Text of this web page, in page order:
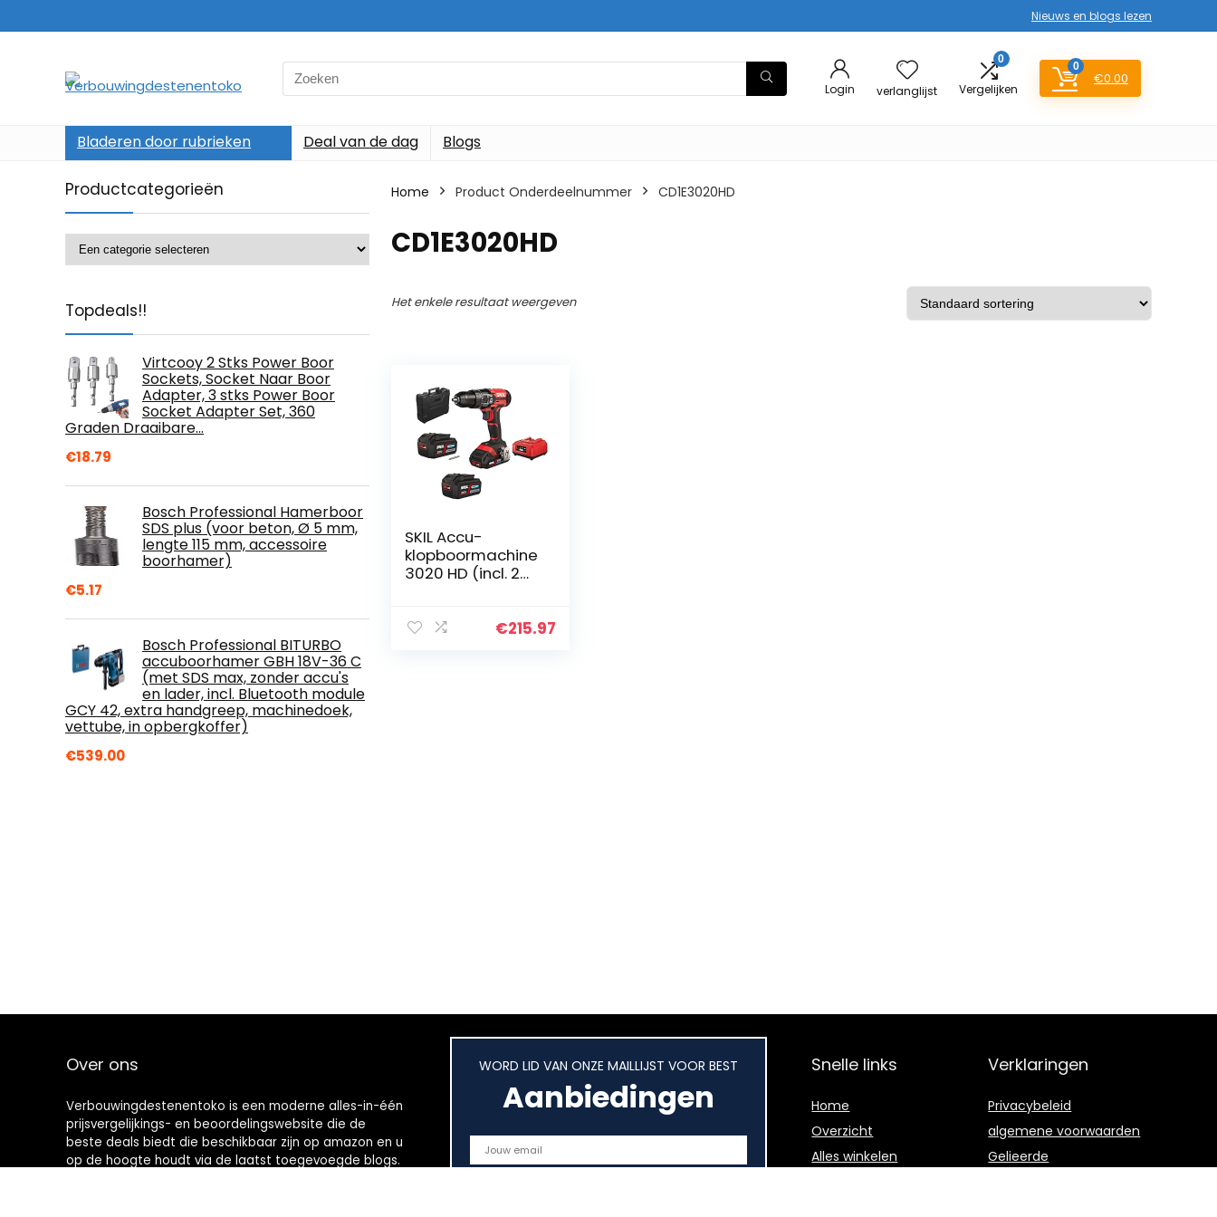
Nieuws en blogs lezen
Search
for:
Login verlanglijst
0
Vergelijken
0
€0.00
Bladeren door rubrieken Deal van de dag Blogs
Productcategorieën
Topdeals!!
Virtcooy 2 Stks Power Boor
Sockets, Socket Naar Boor
Adapter, 3 stks Power Boor
Socket Adapter Set, 360
Graden Draaibare…
€18.79
Bosch Professional Hamerboor
SDS plus (voor beton, Ø 5 mm,
lengte 115 mm, accessoire
boorhamer)
€5.17
Bosch Professional BITURBO
accuboorhamer GBH 18V-36 C
(met SDS max, zonder accu's
en lader, incl. Bluetooth module
GCY 42, extra handgreep, machinedoek,
vettube, in opbergkoffer)
€539.00
Home Product Onderdeelnummer ‎CD1E3020HD
‎CD1E3020HD
Het enkele resultaat weergeven
SKIL Accu-
klopboormachine
3020 HD (incl. 2
slagboor met
€215.97
Over ons
Verbouwingdestenentoko is een moderne alles-in-één
prijsvergelijkings- en beoordelingswebsite die de
beste deals biedt die beschikbaar zijn op amazon en u
op de hoogte houdt via de laatst toegevoegde blogs.
WORD LID VAN ONZE MAILLIJST VOOR BEST
Aanbiedingen
Snelle links
Home
Overzicht
Alles winkelen
Verklaringen
Privacybeleid
algemene voorwaarden
Gelieerde
openbaarmaking